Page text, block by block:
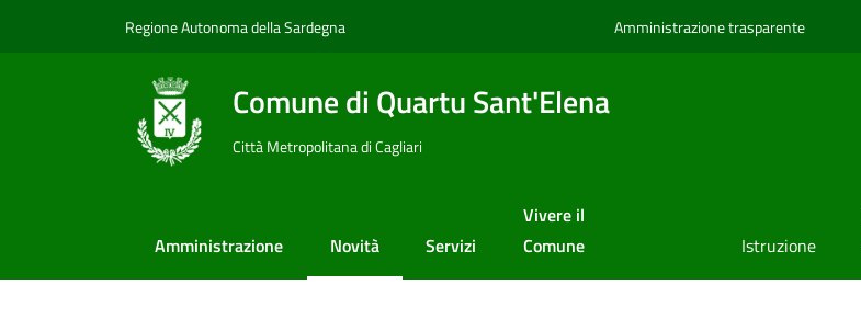
Regione Autonoma della Sardegna Amministrazione trasparente
Comune di Quartu Sant'Elena
Città Metropolitana di Cagliari
Amministrazione Novità Servizi
Vivere il
Comune
Istruzione